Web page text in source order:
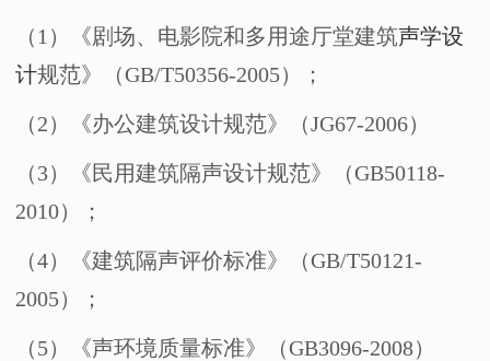
（1） 《剧场、电影院和多用途厅堂建筑声学设
计规范》（GB/T50356-2005）；
（2） 《办公建筑设计规范》（JG67-2006）
（3）《民用建筑隔声设计规范》（GB50118-
2010）；
（4）《建筑隔声评价标准》（GB/T50121-
2005）；
（5）《声环境质量标准》（GB3096-2008）